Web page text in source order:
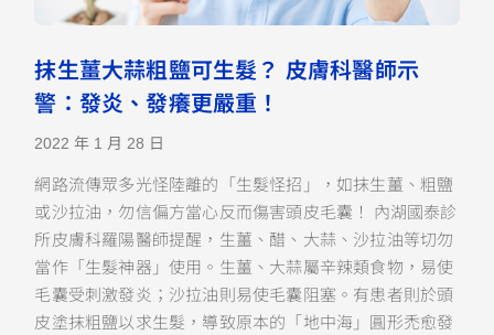
抹生薑大蒜粗鹽可生髮？ 皮膚科醫師示
警：發炎、發癢更嚴重！
2022 年 1 月 28 日
網路流傳眾多光怪陸離的「生髮怪招」，如抹生薑、粗鹽
或沙拉油，勿信偏方當心反而傷害頭皮毛囊！ 內湖國泰診
所皮膚科羅陽醫師提醒，生薑、醋、大蒜、沙拉油等切勿
當作「生髮神器」使用。生薑、大蒜屬辛辣類食物，易使
毛囊受刺激發炎；沙拉油則易使毛囊阻塞。有患者則於頭
皮塗抹粗鹽以求生髮，導致原本的「地中海」圓形禿愈發